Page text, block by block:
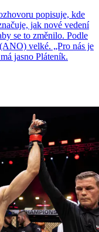
popisuje, kde
jak nové vedení
se to změnilo. Podle
velké. „Pro nás je
jasno Pláteník.